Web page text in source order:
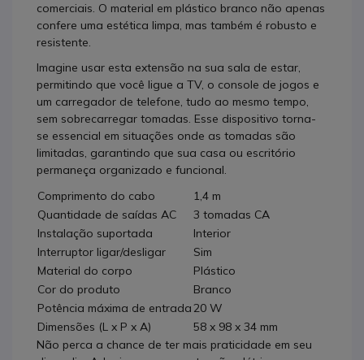
comerciais. O material em plástico branco não apenas
confere uma estética limpa, mas também é robusto e
resistente.
Imagine usar esta extensão na sua sala de estar,
permitindo que você ligue a TV, o console de jogos e
um carregador de telefone, tudo ao mesmo tempo,
sem sobrecarregar tomadas. Esse dispositivo torna-
se essencial em situações onde as tomadas são
limitadas, garantindo que sua casa ou escritório
permaneça organizado e funcional.
Comprimento do cabo
1,4 m
Quantidade de saídas AC
3 tomadas CA
Instalação suportada
Interior
Interruptor ligar/desligar
Sim
Material do corpo
Plástico
Cor do produto
Branco
Potência máxima de entrada20 W
Dimensões (L x P x A)
58 x 98 x 34 mm
Não perca a chance de ter mais praticidade em seu